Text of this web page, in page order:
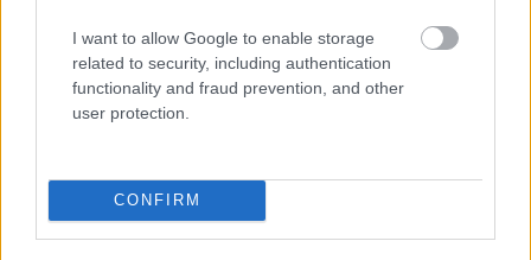
I want to allow Google to enable storage
related to security, including authentication
functionality and fraud prevention, and other
user protection.
CONFIRM